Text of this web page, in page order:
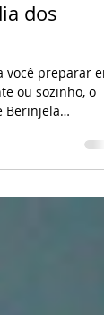
de leitura
dos
preparar